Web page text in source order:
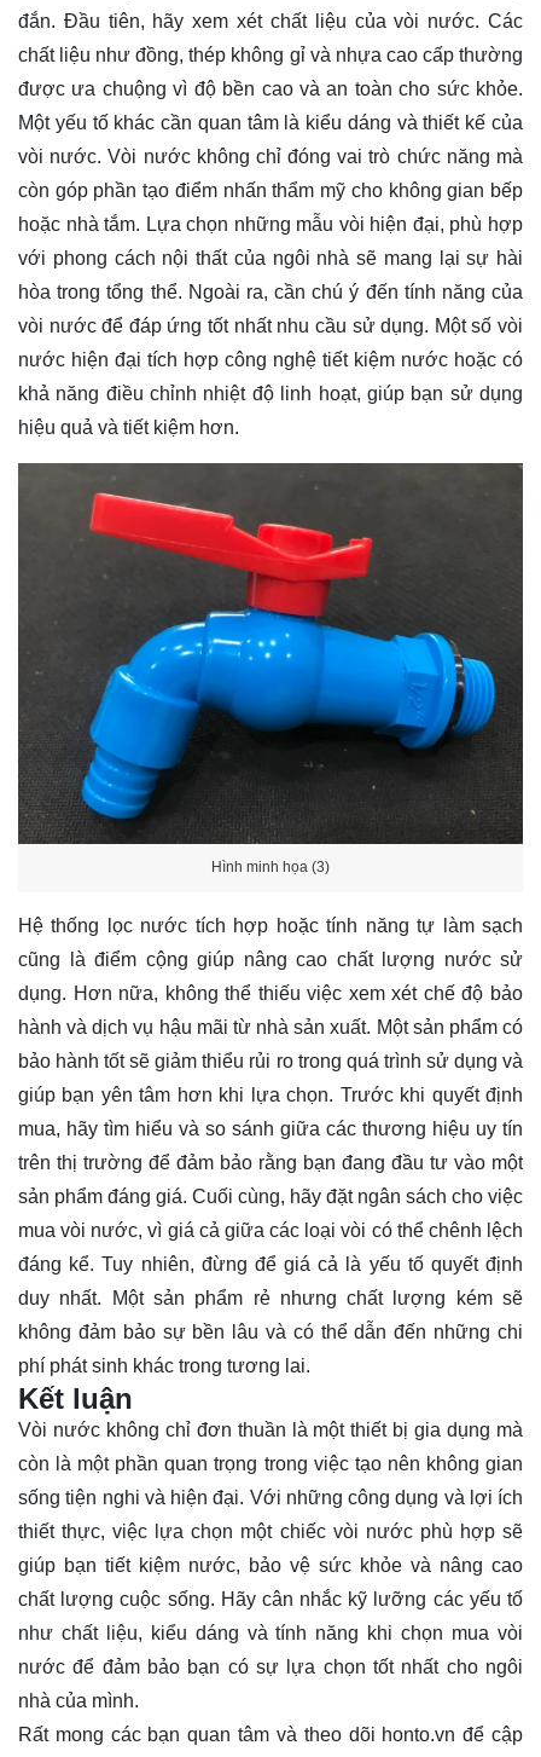
đắn. Đầu tiên, hãy xem xét chất liệu của vòi nước. Các
chất liệu như đồng, thép không gỉ và nhựa cao cấp thường
được ưa chuộng vì độ bền cao và an toàn cho sức khỏe.
Một yếu tố khác cần quan tâm là kiểu dáng và thiết kế của
vòi nước. Vòi nước không chỉ đóng vai trò chức năng mà
còn góp phần tạo điểm nhấn thẩm mỹ cho không gian bếp
hoặc nhà tắm. Lựa chọn những mẫu vòi hiện đại, phù hợp
với phong cách nội thất của ngôi nhà sẽ mang lại sự hài
hòa trong tổng thể. Ngoài ra, cần chú ý đến tính năng của
vòi nước để đáp ứng tốt nhất nhu cầu sử dụng. Một số vòi
nước hiện đại tích hợp công nghệ tiết kiệm nước hoặc có
khả năng điều chỉnh nhiệt độ linh hoạt, giúp bạn sử dụng
hiệu quả và tiết kiệm hơn.
Hình minh họa (3)
Hệ thống lọc nước tích hợp hoặc tính năng tự làm sạch
cũng là điểm cộng giúp nâng cao chất lượng nước sử
dụng. Hơn nữa, không thể thiếu việc xem xét chế độ bảo
hành và dịch vụ hậu mãi từ nhà sản xuất. Một sản phẩm có
bảo hành tốt sẽ giảm thiểu rủi ro trong quá trình sử dụng và
giúp bạn yên tâm hơn khi lựa chọn. Trước khi quyết định
mua, hãy tìm hiểu và so sánh giữa các thương hiệu uy tín
trên thị trường để đảm bảo rằng bạn đang đầu tư vào một
sản phẩm đáng giá. Cuối cùng, hãy đặt ngân sách cho việc
mua vòi nước, vì giá cả giữa các loại vòi có thể chênh lệch
đáng kể. Tuy nhiên, đừng để giá cả là yếu tố quyết định
duy nhất. Một sản phẩm rẻ nhưng chất lượng kém sẽ
không đảm bảo sự bền lâu và có thể dẫn đến những chi
phí phát sinh khác trong tương lai.
Kết luận
Vòi nước không chỉ đơn thuần là một thiết bị gia dụng mà
còn là một phần quan trọng trong việc tạo nên không gian
sống tiện nghi và hiện đại. Với những công dụng và lợi ích
thiết thực, việc lựa chọn một chiếc vòi nước phù hợp sẽ
giúp bạn tiết kiệm nước, bảo vệ sức khỏe và nâng cao
chất lượng cuộc sống. Hãy cân nhắc kỹ lưỡng các yếu tố
như chất liệu, kiểu dáng và tính năng khi chọn mua vòi
nước để đảm bảo bạn có sự lựa chọn tốt nhất cho ngôi
nhà của mình.
Rất mong các bạn quan tâm và theo dõi honto.vn để cập